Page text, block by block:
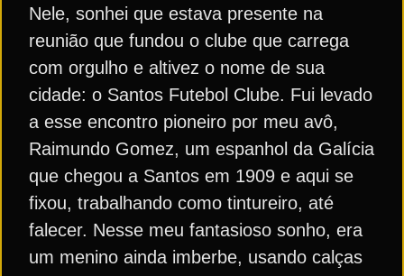
Nele, sonhei que estava presente na
reunião que fundou o clube que carrega
com orgulho e altivez o nome de sua
cidade: o Santos Futebol Clube. Fui levado
a esse encontro pioneiro por meu avô,
Raimundo Gomez, um espanhol da Galícia
que chegou a Santos em 1909 e aqui se
fixou, trabalhando como tintureiro, até
falecer. Nesse meu fantasioso sonho, era
um menino ainda imberbe, usando calças